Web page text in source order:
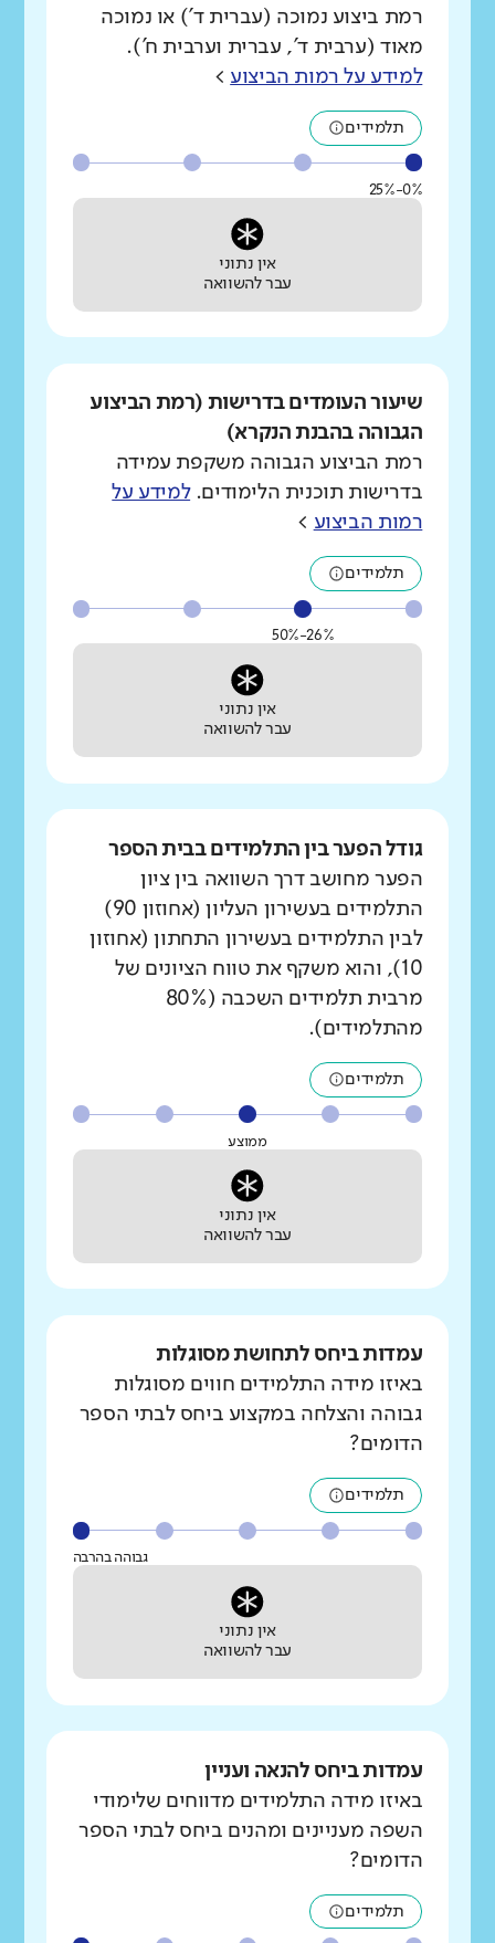
רמת ביצוע נמוכה (עברית ד') או נמוכה
מאוד (ערבית ד', עברית וערבית ח').
למידע על רמות הביצוע >
תלמידים
0%-25%
אין נתוני
עבר להשוואה
שיעור העומדים בדרישות (רמת הביצוע
הגבוהה בהבנת הנקרא)
רמת הביצוע הגבוהה משקפת עמידה
בדרישות תוכנית הלימודים.למידע על
רמות הביצוע >
תלמידים
26%-50%
אין נתוני
עבר להשוואה
גודל הפער בין התלמידים בבית הספר
הפער מחושב דרך השוואה בין ציון
התלמידים בעשירון העליון (אחוזון 90)
לבין התלמידים בעשירון התחתון (אחוזון
10), והוא משקף את טווח הציונים של
מרבית תלמידים השכבה (80%
מהתלמידים).
תלמידים
ממוצע
אין נתוני
עבר להשוואה
עמדות ביחס לתחושת מסוגלות
באיזו מידה התלמידים חווים מסוגלות
גבוהה והצלחה במקצוע ביחס לבתי הספר
הדומים?
תלמידים
גבוהה בהרבה
אין נתוני
עבר להשוואה
עמדות ביחס להנאה ועניין
באיזו מידה התלמידים מדווחים שלימודי
השפה מעניינים ומהנים ביחס לבתי הספר
הדומים?
תלמידים